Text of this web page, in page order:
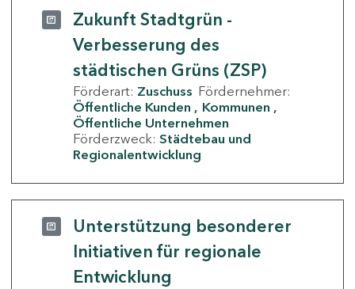
Zukunft Stadtgrün -
Verbesserung des
städtischen Grüns (ZSP)
Förderart: Zuschuss Fördernehmer:
Öffentliche Kunden
Kommunen
Öffentliche Unternehmen
Förderzweck: Städtebau und
Regionalentwicklung
Unterstützung besonderer
Initiativen für regionale
Entwicklung